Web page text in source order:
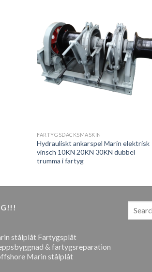
FARTYGSDÄCKSMASKIN
Hydrauliskt ankarspel Marin elektrisk
vinsch 10KN 20KN 30KN dubbel
trumma i fartyg
stålplåt Fartygsplåt
& fartygsreparation
Marin stålplåt